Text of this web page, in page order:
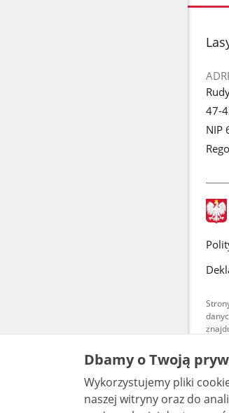
47-
NIP
gov.pl
Dbamy o Twoją
Wykorzystujemy pliki
naszej witryny oraz do analizy